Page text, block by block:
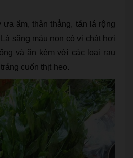
ẩm, thân thẳng, tán lá rộng
săng máu non có vị chát hơi
và ăn kèm với các loại rau
cuốn thịt heo.